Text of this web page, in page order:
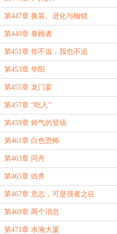
第447章 换装、进化与枷锁
第449章 眷顾者
第451章 你不追，我也不追
第453章 华阳
第455章 龙门宴
第457章 “吃人”
第459章 帅气的登场
第461章 白色恐怖
第463章 同舟
第465章 凶兽
第467章 意志，可是强者之征
第469章 两个消息
第471章 水淹大厦